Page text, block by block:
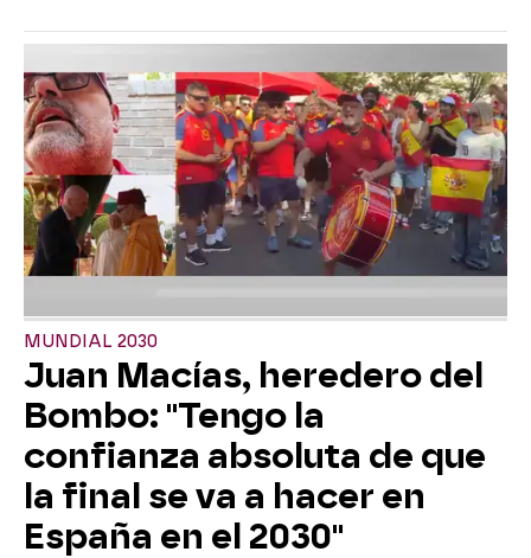
MUNDIAL 2030
Juan Macías, heredero del
Bombo: "Tengo la
confianza absoluta de que
la final se va a hacer en
España en el 2030"